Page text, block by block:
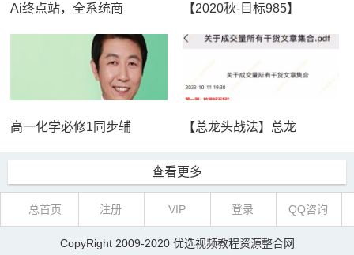
Ai终点站，全系统商 【2020秋-目标985】
高一化学必修1同步辅 【总龙头战法】总龙
查看更多
总首页 注册 VIP 登录 QQ咨询
CopyRight 2009-2020 优选视频教程资源整合网